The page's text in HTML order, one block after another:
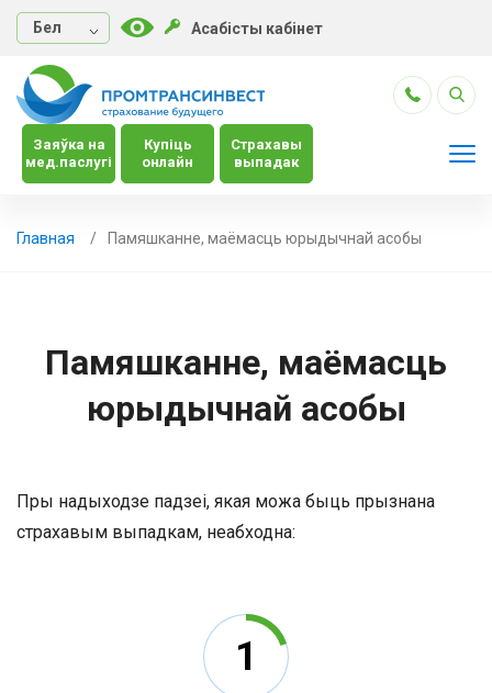
Бел Асабісты кабінет
Заяўка на
мед.паслугі
Купіць
онлайн
Страхавы
выпадак
Главная Памяшканне, маёмасць юрыдычнай асобы
Памяшканне, маёмасць
юрыдычнай асобы
Пры надыходзе падзеі, якая можа быць прызнана
страхавым выпадкам, неабходна: